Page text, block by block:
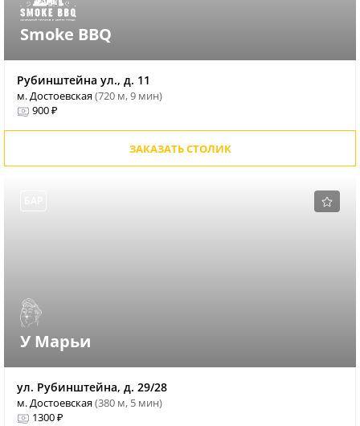
Smoke BBQ
Рубинштейна ул., д. 11
м. Достоевская(720 м, 9 мин)
900 ₽
ЗАКАЗАТЬ СТОЛИК
У Марьи
ул. Рубинштейна, д. 29/28
м. Достоевская(380 м, 5 мин)
1300 ₽